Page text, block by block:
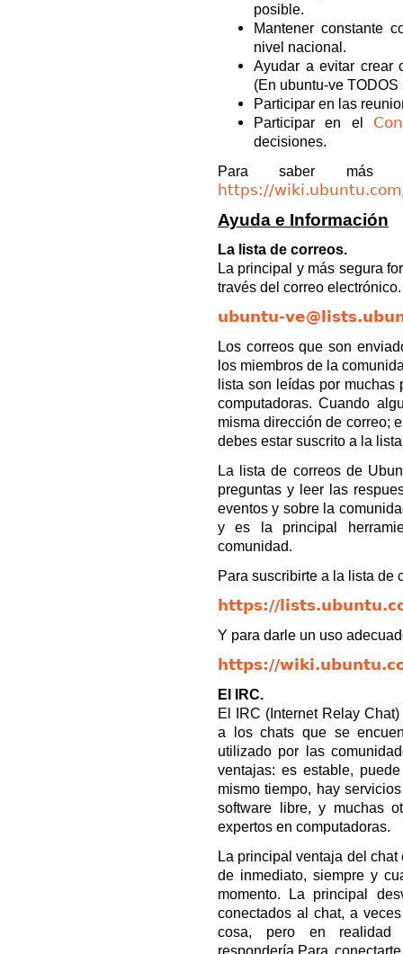
posible.
Mantener constante
nivel nacional.
Ayudar a evitar crear
(En ubuntu-ve
Participar en las
Participar en el
decisiones.
Para saber más
https://
Ayuda e Información
La lista de correos.
La principal y más segura
través del correo
ubuntu-
Los correos que son
los miembros de la
lista son leídas por muchas
computadoras. Cuando
misma dirección de correo;
debes estar suscrito a la
La lista de correos de
preguntas y leer las
eventos y sobre la
y es la principal
comunidad.
Para suscribirte a la lista de
https://
Y para darle un uso
https://
El IRC.
El IRC (Internet Relay
a los chats que se
utilizado por las
ventajas: es estable,
mismo tiempo, hay
software libre, y muchas
expertos en computadoras.
La principal ventaja del
de inmediato, siempre y
momento. La principal
conectados al chat, a
cosa, pero en
respondería.Para